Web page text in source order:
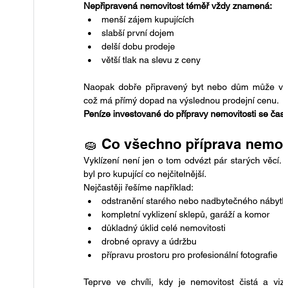
Nepřipravená nemovitost téměř vždy znamená:
menší zájem kupujících
slabší první dojem
delší dobu prodeje
větší tlak na slevu z ceny
Naopak dobře připravený byt nebo dům může
což má přímý dopad na výslednou prodejní cenu.
Peníze investované do přípravy nemovitosti se
🧽 Co všechno příprava
Vyklízení není jen o tom odvézt pár starých
byl pro kupující co nejčitelnější.
Nejčastěji řešíme například:
odstranění starého nebo nadbytečného
kompletní vyklizení sklepů, garáží a komor
důkladný úklid celé nemovitosti
drobné opravy a údržbu
přípravu prostoru pro profesionální fotografie
Teprve ve chvíli, kdy je nemovitost čistá a